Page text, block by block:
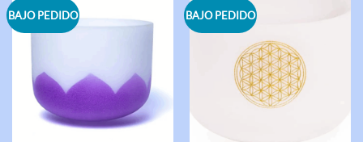
BAJO PEDIDO BAJO PEDIDO